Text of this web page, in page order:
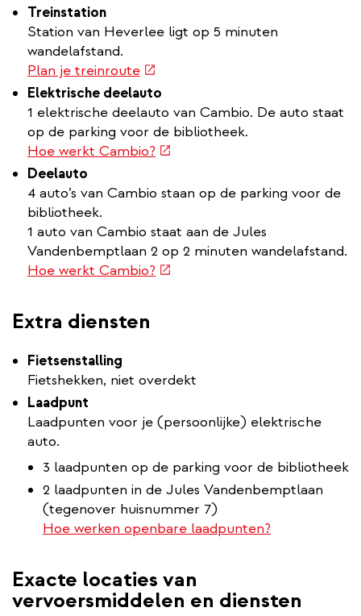
Treinstation
Station van Heverlee ligt op 5 minuten
wandelafstand.
Plan je treinroute(externe
link)
Elektrische deelauto
1 elektrische deelauto van Cambio. De auto staat
op de parking voor de bibliotheek.
Hoe werkt Cambio? (externe
Deelauto
4 auto’s van Cambio staan op de parking voor de
bibliotheek.
1 auto van Cambio staat aan de Jules
Vandenbemptlaan 2 op 2 minuten wandelafstand.
Hoe werkt Cambio? (externe
Extra diensten
Fietsenstalling
Fietshekken, niet overdekt
Laadpunt
Laadpunten voor je (persoonlijke) elektrische
auto.
3 laadpunten op de parking voor de bibliotheek
2 laadpunten in de Jules Vandenbemptlaan
(tegenover huisnummer 7)
Hoe werken openbare laadpunten?
Exacte locaties van
vervoersmiddelen en diensten